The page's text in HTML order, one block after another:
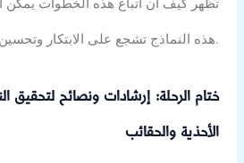
تظهر كيف أن اتباع هذه الخطوات يمكن
هذه النماذج تشجع على الابتكار وتحسين العمليات الإنتاجية.
ختام الرحلة: إرشادات ونصائح لتحقيق
الأحذية والحقائب